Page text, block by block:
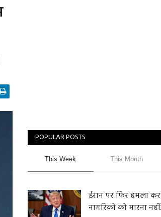
POPULAR POSTS
This Week This Month
ईरान पर फिर हमला
नागरिकों को मारना